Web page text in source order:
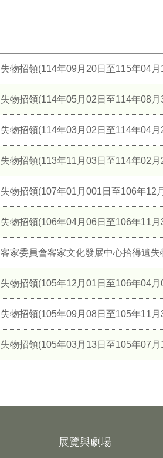
失物招領(114年09月20日至115年04月
失物招領(114年05月02日至114年08月
失物招領(114年03月02日至114年04月
失物招領(113年11月03日至114年02月
失物招領(107年01月001日至106年12
失物招領(106年04月06日至106年11月
客家委員會客家文化發展中心拾得遺失
失物招領(105年12月01日至106年04月
失物招領(105年09月08日至105年11月
失物招領(105年03月13日至105年07月
展覽與劇場